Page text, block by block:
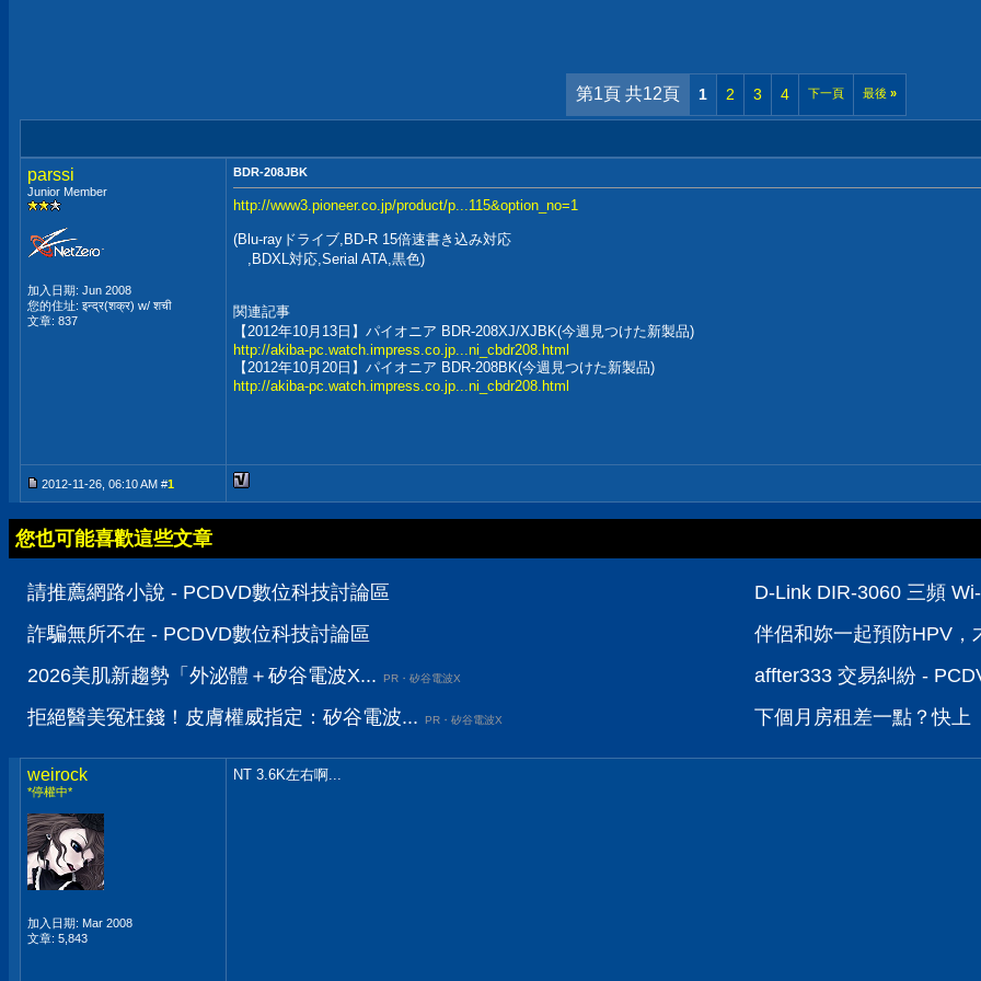
第1頁 共12頁 1 2 3 4 下一頁 最後 »
parssi
Junior Member
加入日期: Jun 2008
您的住址: इन्द्र(शक्र) w/ शची
文章: 837
BDR-208JBK
http://www3.pioneer.co.jp/product/p...115&option_no=1
(Blu-rayドライブ,BD-R 15倍速書き込み対応
,BDXL対応,Serial ATA,黒色)
関連記事
【2012年10月13日】パイオニア BDR-208XJ/XJBK(今週見つけた新製品)
http://akiba-pc.watch.impress.co.jp...ni_cbdr208.html
【2012年10月20日】パイオニア BDR-208BK(今週見つけた新製品)
http://akiba-pc.watch.impress.co.jp...ni_cbdr208.html
2012-11-26, 06:10 AM #1
您也可能喜歡這些文章
請推薦網路小說 - PCDVD數位科技討論區
詐騙無所不在 - PCDVD數位科技討論區
2026美肌新趨勢「外泌體＋矽谷電波X...
PR・矽谷電波X
拒絕醫美冤枉錢！皮膚權威指定：矽谷電波... PR・矽谷電波X
D-Link DIR-3060 三頻
伴侶和妳一起預防HPV，
affter333 交易糾紛 -
下個月房租差一點？快上
weirock
*停權中*
加入日期: Mar 2008
文章: 5,843
NT 3.6K左右啊...